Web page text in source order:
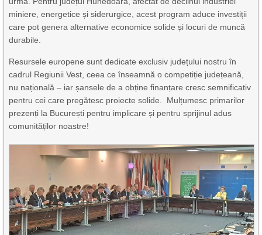
miniere, energetice și siderurgice, acest program aduce investiții
care pot genera alternative economice solide și locuri de muncă
durabile.
Resursele europene sunt dedicate exclusiv județului nostru în
cadrul Regiunii Vest, ceea ce înseamnă o competiție județeană,
nu națională – iar șansele de a obține finanțare cresc semnificativ
pentru cei care pregătesc proiecte solide. Mulțumesc primarilor
prezenți la București pentru implicare și pentru sprijinul adus
comunităților noastre!